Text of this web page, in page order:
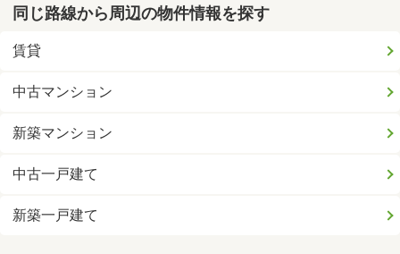
同じ路線から周辺の物件情報を探す
賃貸
中古マンション
新築マンション
中古一戸建て
新築一戸建て